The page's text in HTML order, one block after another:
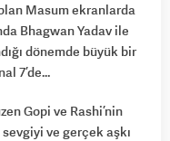
Masum ekranlarda
Bhagwan Yadav ile
dönemde büyük bir
7’de…
Gopi ve Rashi’nin
sevgiyi ve gerçek aşkı